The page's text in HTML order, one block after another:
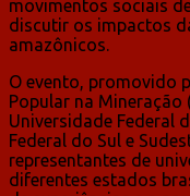
movimentos sociais
discutir os impactos
amazônicos.
O evento, promovido
Popular na Mineração
Universidade Federal
Federal do Sul e
representantes de
diferentes estados